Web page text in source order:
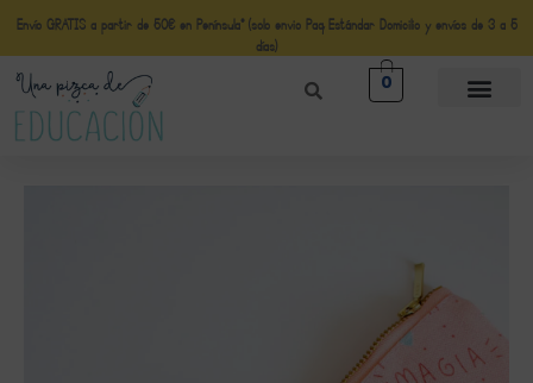
Envío GRATIS a partir de 50€ en Península* (solo envio Paq Estándar Domicilio y envíos de 3 a 5
días)
0